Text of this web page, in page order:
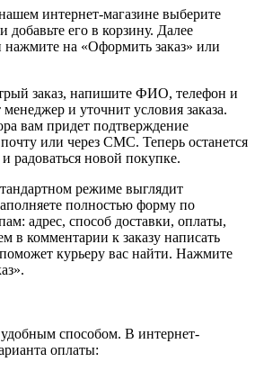
интернет-магазине выберите
его в корзину. Далее
нажмите на «Оформить заказ» или
заказ, напишите ФИО, телефон и
и уточнит условия заказа.
вам придет подтверждение
или через СМС. Теперь останется
радоваться новой покупке.
режиме выглядит
полностью форму по
адрес, способ доставки, оплаты,
в комментарии к заказу написать
курьеру вас найти. Нажмите
способом. В интернет-
оплаты: